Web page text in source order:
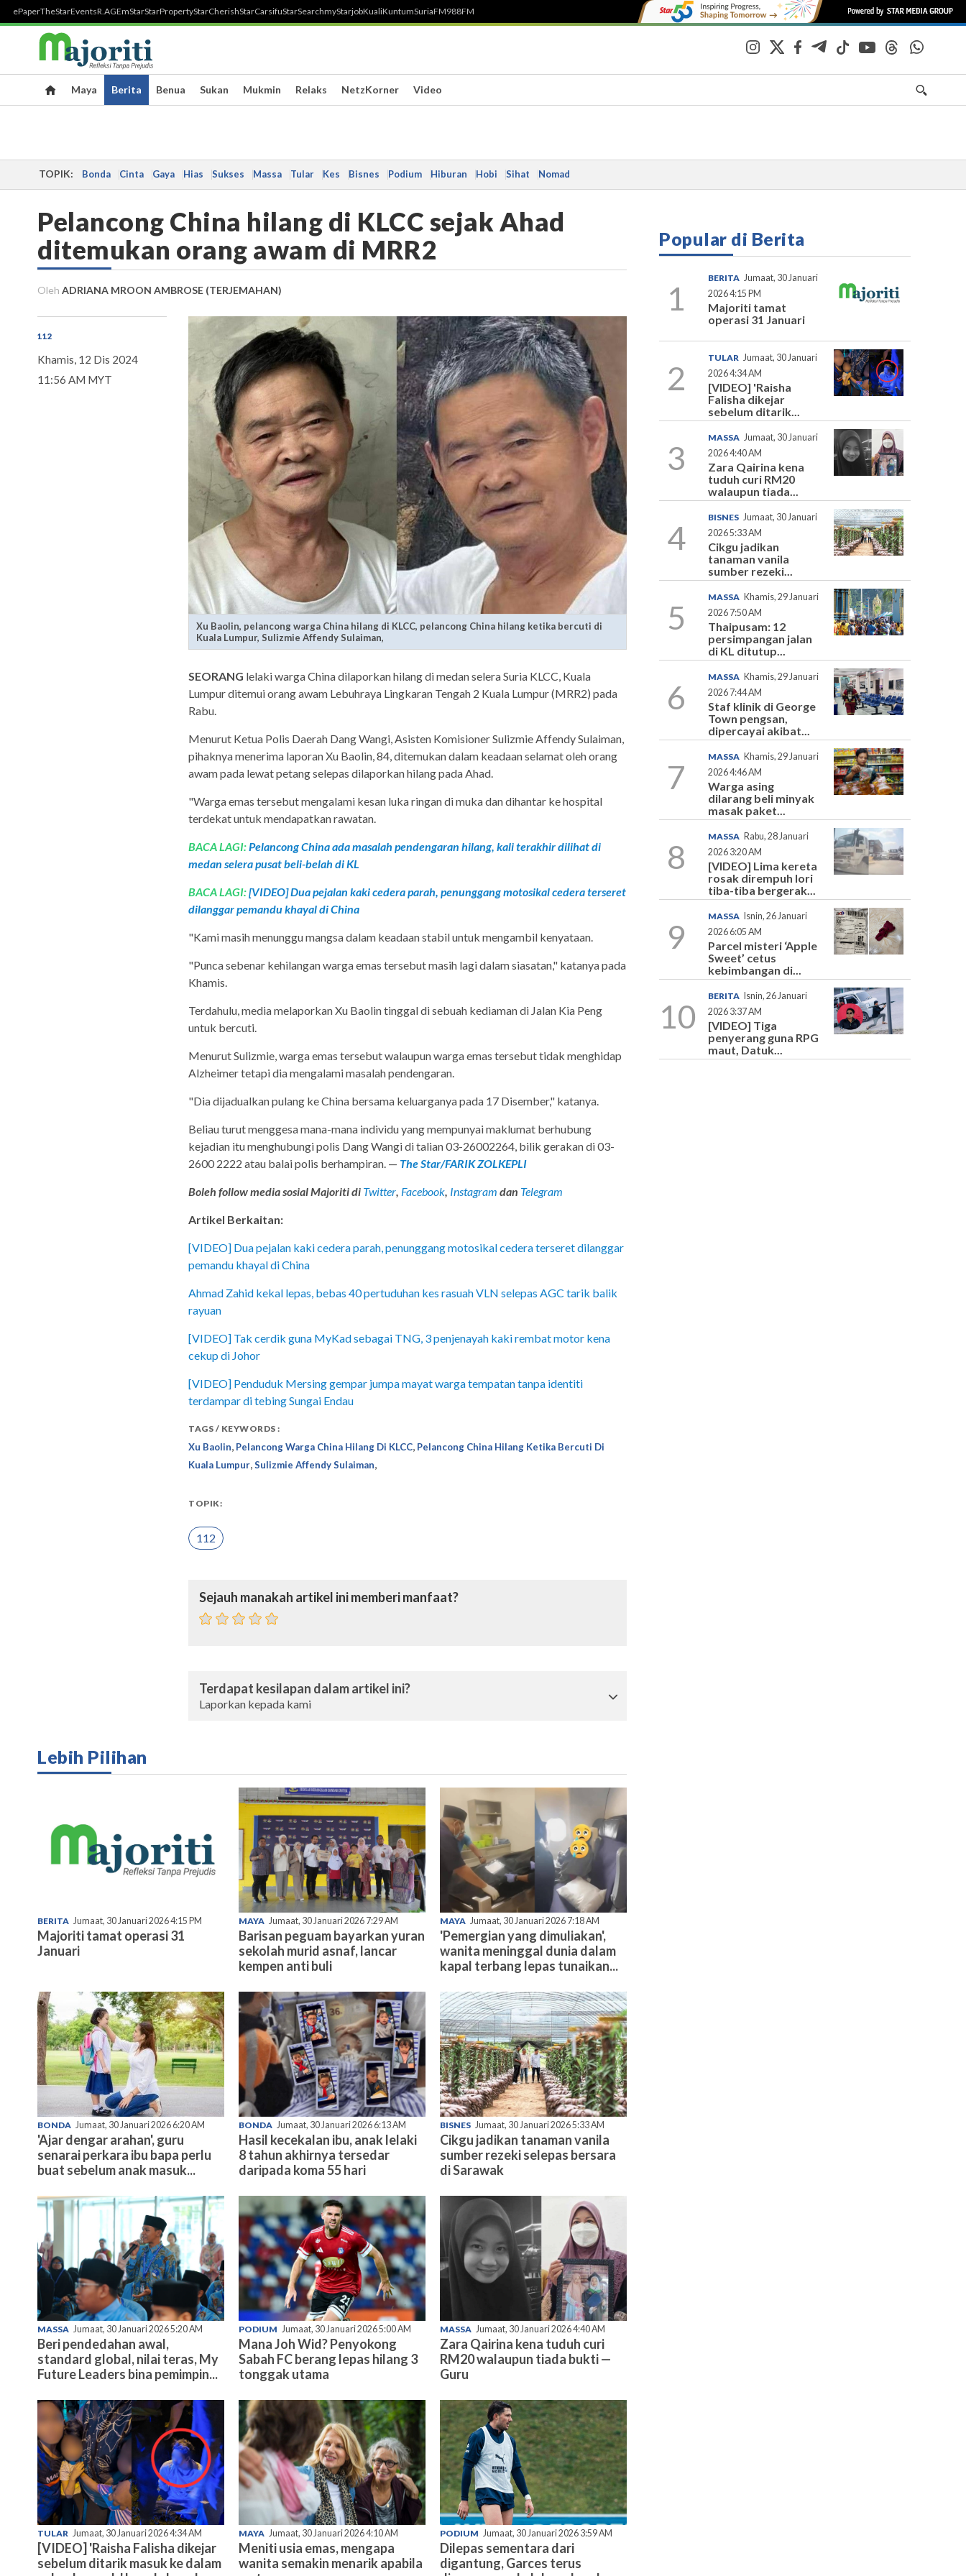
ePaperTheStarEventsR.AGEmStarStarPropertyStarCherishStarCarsifuStarSearchmyStarjobKualiKuntumSuriaFM988FM
Maya Berita Benua Sukan Mukmin Relaks NetzKorner Video
TOPIK: Bonda Cinta Gaya Hias Sukses Massa Tular Kes Bisnes Podium Hiburan Hobi Sihat Nomad
Pelancong China hilang di KLCC sejak Ahad
ditemukan orang awam di MRR2
Oleh ADRIANA MROON AMBROSE (TERJEMAHAN)
112
Khamis, 12 Dis 2024
11:56 AM MYT
Xu Baolin, pelancong warga China hilang di KLCC, pelancong China hilang ketika bercuti di
Kuala Lumpur, Sulizmie Affendy Sulaiman,
SEORANG lelaki warga China dilaporkan hilang di medan selera Suria KLCC, Kuala
Lumpur ditemui orang awam Lebuhraya Lingkaran Tengah 2 Kuala Lumpur (MRR2) pada
Rabu.
Menurut Ketua Polis Daerah Dang Wangi, Asisten Komisioner Sulizmie Affendy Sulaiman,
pihaknya menerima laporan Xu Baolin, 84, ditemukan dalam keadaan selamat oleh orang
awam pada lewat petang selepas dilaporkan hilang pada Ahad.
"Warga emas tersebut mengalami kesan luka ringan di muka dan dihantar ke hospital
terdekat untuk mendapatkan rawatan.
BACA LAGI: Pelancong China ada masalah pendengaran hilang, kali terakhir dilihat di
medan selera pusat beli-belah di KL
BACA LAGI:[VIDEO] Dua pejalan kaki cedera parah, penunggang motosikal cedera terseret
dilanggar pemandu khayal di China
"Kami masih menunggu mangsa dalam keadaan stabil untuk mengambil kenyataan.
"Punca sebenar kehilangan warga emas tersebut masih lagi dalam siasatan," katanya pada
Khamis.
Terdahulu, media melaporkan Xu Baolin tinggal di sebuah kediaman di Jalan Kia Peng
untuk bercuti.
Menurut Sulizmie, warga emas tersebut walaupun warga emas tersebut tidak menghidap
Alzheimer tetapi dia mengalami masalah pendengaran.
"Dia dijadualkan pulang ke China bersama keluarganya pada 17 Disember," katanya.
Beliau turut menggesa mana-mana individu yang mempunyai maklumat berhubung
kejadian itu menghubungi polis Dang Wangi di talian 03-26002264, bilik gerakan di 03-
2600 2222 atau balai polis berhampiran. — The Star/FARIK ZOLKEPLI
Boleh follow media sosial Majoriti di Twitter Facebook Instagram dan Telegram
Artikel Berkaitan:
[VIDEO] Dua pejalan kaki cedera parah, penunggang motosikal cedera terseret dilanggar
pemandu khayal di China
Ahmad Zahid kekal lepas, bebas 40 pertuduhan kes rasuah VLN selepas AGC tarik balik
rayuan
[VIDEO] Tak cerdik guna MyKad sebagai TNG, 3 penjenayah kaki rembat motor kena
cekup di Johor
[VIDEO] Penduduk Mersing gempar jumpa mayat warga tempatan tanpa identiti
terdampar di tebing Sungai Endau
TAGS / KEYWORDS :
Xu Baolin Pelancong Warga China Hilang Di KLCC Pelancong China Hilang Ketika Bercuti Di
Kuala Lumpur Sulizmie Affendy Sulaiman
TOPIK:
112
Sejauh manakah artikel ini memberi manfaat?
Terdapat kesilapan dalam artikel ini?
Laporkan kepada kami
Lebih Pilihan
BERITA Jumaat, 30 Januari 2026 4:15 PM
Majoriti tamat operasi 31
Januari
MAYA Jumaat, 30 Januari 2026 7:29 AM
Barisan peguam bayarkan yuran
sekolah murid asnaf, lancar
kempen anti buli
MAYA Jumaat, 30 Januari 2026 7:18 AM
'Pemergian yang dimuliakan',
wanita meninggal dunia dalam
kapal terbang lepas tunaikan...
BONDA Jumaat, 30 Januari 2026 6:20 AM
'Ajar dengar arahan', guru
senarai perkara ibu bapa perlu
buat sebelum anak masuk...
BONDA Jumaat, 30 Januari 2026 6:13 AM
Hasil kecekalan ibu, anak lelaki
8 tahun akhirnya tersedar
daripada koma 55 hari
BISNES Jumaat, 30 Januari 2026 5:33 AM
Cikgu jadikan tanaman vanila
sumber rezeki selepas bersara
di Sarawak
MASSA Jumaat, 30 Januari 2026 5:20 AM
Beri pendedahan awal,
standard global, nilai teras, My
Future Leaders bina pemimpin...
PODIUM Jumaat, 30 Januari 2026 5:00 AM
Mana Joh Wid? Penyokong
Sabah FC berang lepas hilang 3
tonggak utama
MASSA Jumaat, 30 Januari 2026 4:40 AM
Zara Qairina kena tuduh curi
RM20 walaupun tiada bukti —
Guru
TULAR Jumaat, 30 Januari 2026 4:34 AM
[VIDEO] 'Raisha Falisha dikejar
sebelum ditarik masuk ke dalam
MAYA Jumaat, 30 Januari 2026 4:10 AM
Meniti usia emas, mengapa
wanita semakin menarik apabila
PODIUM Jumaat, 30 Januari 2026 3:59 AM
Dilepas sementara dari
digantung, Garces terus
Popular di Berita
1
BERITA Jumaat, 30 Januari
2026 4:15 PM
Majoriti tamat
operasi 31 Januari
2
TULAR Jumaat, 30 Januari
2026 4:34 AM
[VIDEO] 'Raisha
Falisha dikejar
sebelum ditarik...
3
MASSA Jumaat, 30 Januari
2026 4:40 AM
Zara Qairina kena
tuduh curi RM20
walaupun tiada...
4
BISNES Jumaat, 30 Januari
2026 5:33 AM
Cikgu jadikan
tanaman vanila
sumber rezeki...
5
MASSA Khamis, 29 Januari
2026 7:50 AM
Thaipusam: 12
persimpangan jalan
di KL ditutup...
6
MASSA Khamis, 29 Januari
2026 7:44 AM
Staf klinik di George
Town pengsan,
dipercayai akibat...
7
MASSA Khamis, 29 Januari
2026 4:46 AM
Warga asing
dilarang beli minyak
masak paket...
8
MASSA Rabu, 28 Januari
2026 3:20 AM
[VIDEO] Lima kereta
rosak dirempuh lori
tiba-tiba bergerak...
9
MASSA
Isnin, 26 Januari
2026 6:05 AM
Parcel misteri ‘Apple
Sweet’ cetus
kebimbangan di...
10
BERITA
Isnin, 26 Januari
2026 3:37 AM
[VIDEO] Tiga
penyerang guna RPG
maut, Datuk...